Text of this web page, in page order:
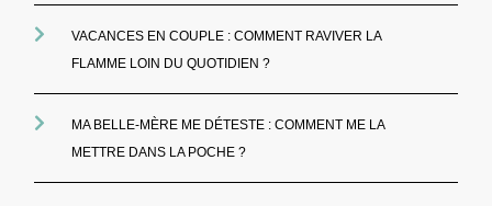
VACANCES EN COUPLE : COMMENT RAVIVER LA
FLAMME LOIN DU QUOTIDIEN ?
MA BELLE-MÈRE ME DÉTESTE : COMMENT ME LA
METTRE DANS LA POCHE ?